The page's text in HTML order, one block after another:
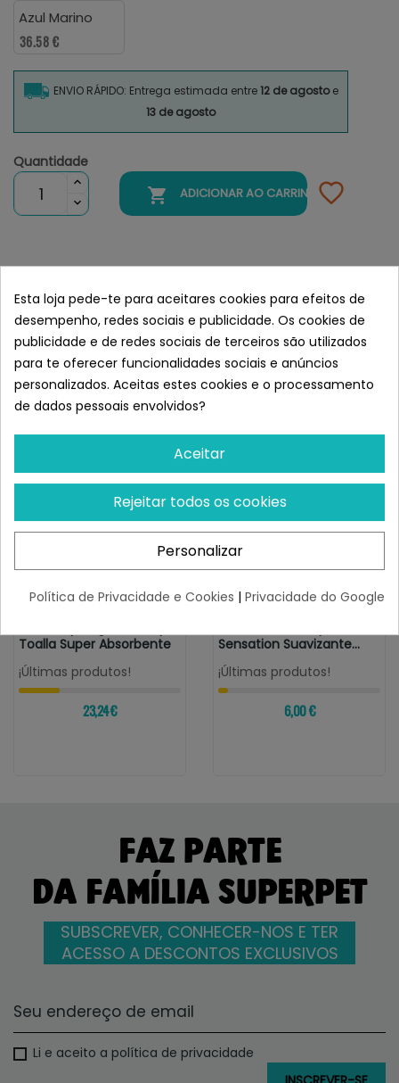
Azul Marino
36.58 €
ENVIO RÁPIDO: Entrega estimada entre12 de agostoe
13 de agosto
Quantidade
 ADICIONAR AO CARRINHO
remova a umidade do cão e mantenha-o limpo e seco.
Semelhante a DGS Dirty Dog
Doormat. Alfombrilla absorbente
Talla L (89 x 66 cm)
DGS
Toalla Super Absorbente
¡Últimas produtos!
23,24 €
INODORINA
Sensation Suavizante
Para Perros...
¡Últimas produtos!
6,00 €
FAZ PARTE
DA FAMÍLIA SUPERPET
SUBSCREVER, CONHECER-NOS E TER
ACESSO A DESCONTOS EXCLUSIVOS
Li e aceito a política de privacidade
Esta loja pede-te para aceitares cookies para efeitos de
desempenho, redes sociais e publicidade. Os cookies de
publicidade e de redes sociais de terceiros são utilizados
para te oferecer funcionalidades sociais e anúncios
personalizados. Aceitas estes cookies e o processamento
de dados pessoais envolvidos?
Aceitar
Rejeitar todos os cookies
Personalizar
Política de Privacidade e Cookies | Privacidade do Google